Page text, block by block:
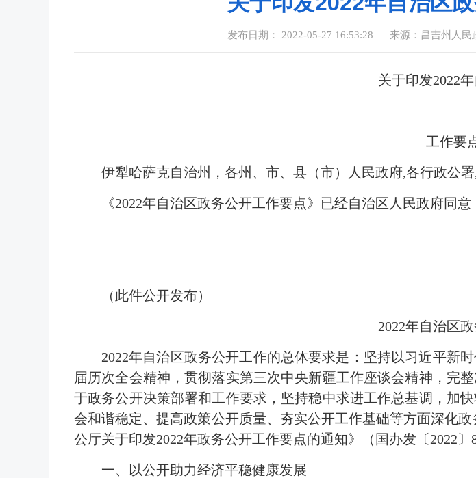
发布日期： 2022-05-27 16:53:28 来源：昌吉州人民
关于印发2022
工作要
伊犁哈萨克自治州，各州、市、县（市）人民政府,各行政公
《2022年自治区政务公开工作要点》已经自治区人民政府同
（此件公开发布）
2022年自治区
2022年自治区政务公开工作的总体要求是：坚持以习近平新
届历次全会精神，贯彻落实第三次中央新疆工作座谈会精神，完
于政务公开决策部署和工作要求，坚持稳中求进工作总基调，加
会和谐稳定、提高政策公开质量、夯实公开工作基础等方面深化
公厅关于印发2022年政务公开工作要点的通知》（国办发〔2022
一、以公开助力经济平稳健康发展